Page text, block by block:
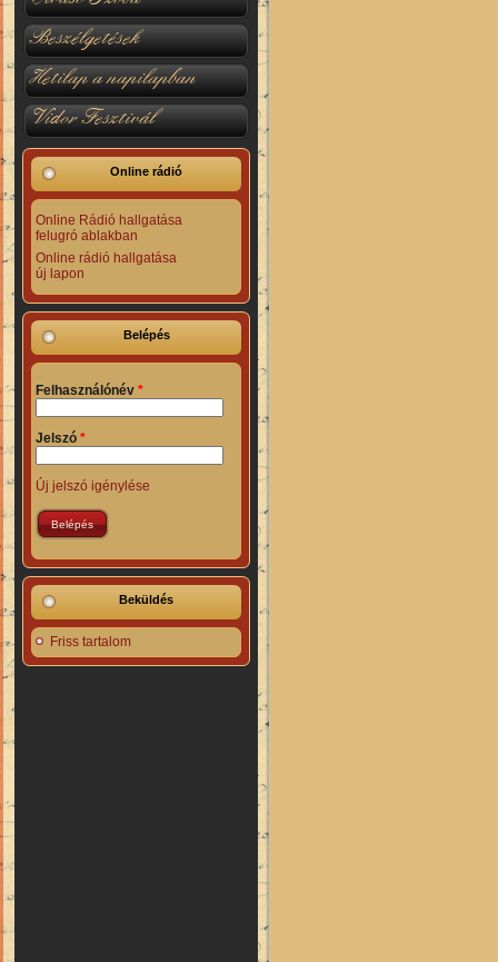
Beszélgetések
Hetilap a napilapban
Vidor Fesztivál
Online rádió
Online Rádió hallgatása
felugró ablakban
Online rádió hallgatása
új lapon
Belépés
Felhasználónév *
Jelszó *
Új jelszó igénylése
Beküldés
Friss tartalom